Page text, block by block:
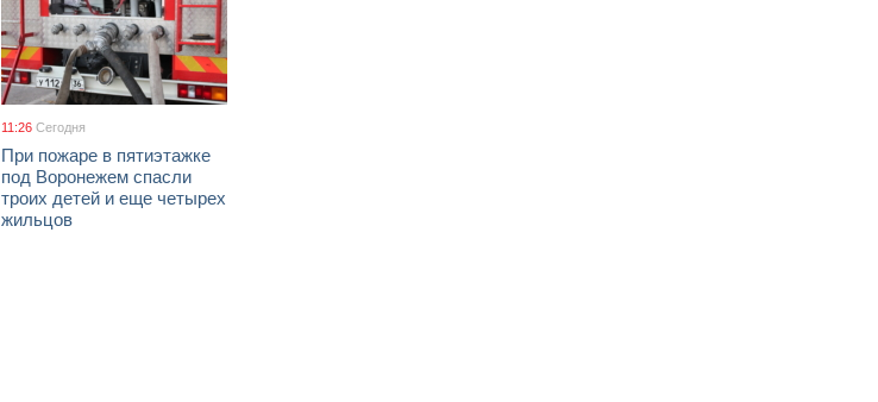
11:26 Сегодня
При пожаре в пятиэтажке
под Воронежем спасли
троих детей и еще четырех
жильцов